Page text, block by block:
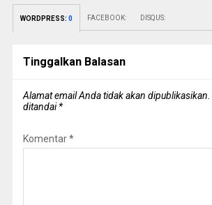
WORDPRESS: 0 FACEBOOK: DISQUS:
Tinggalkan Balasan
Alamat email Anda tidak akan dipublikasikan.
ditandai*
Komentar*